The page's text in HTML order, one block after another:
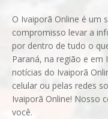
O Ivaiporã Online é um
compromisso levar a
por dentro de tudo o
Paraná, na região e em
notícias do Ivaiporã
celular ou pelas redes
Ivaiporã Online! Nosso
você.